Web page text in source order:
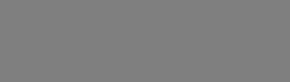
om bygglov för tillbyggnad av flerbostadshus med